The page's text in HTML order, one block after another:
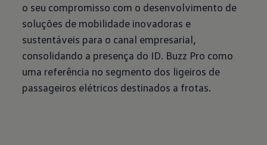
o seu compromisso com o desenvolvimento de
soluções de mobilidade inovadoras e
sustentáveis para o canal empresarial,
consolidando a presença do ID. Buzz Pro como
uma referência no segmento dos ligeiros de
passageiros elétricos destinados a frotas.